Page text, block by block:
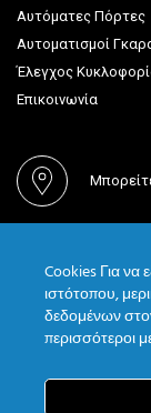
Αυτόματες Πόρτες
Αυτοματισμοί
Έλεγχος
Επικοινωνία
Cookies Για να
ιστότοπου,
δεδομένων
περισσότεροι